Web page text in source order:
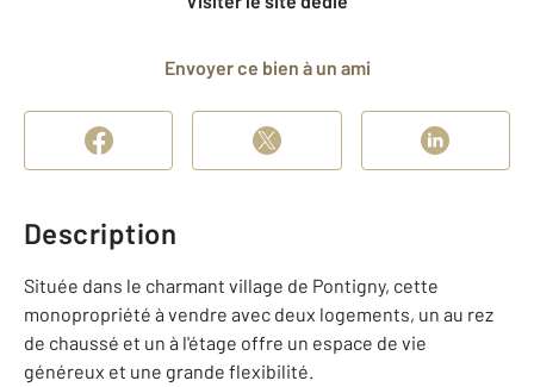
Envoyer ce bien à un ami
Description
Située dans le charmant village de Pontigny, cette
monopropriété à vendre avec deux logements, un au rez
de chaussé et un à l'étage offre un espace de vie
généreux et une grande flexibilité.